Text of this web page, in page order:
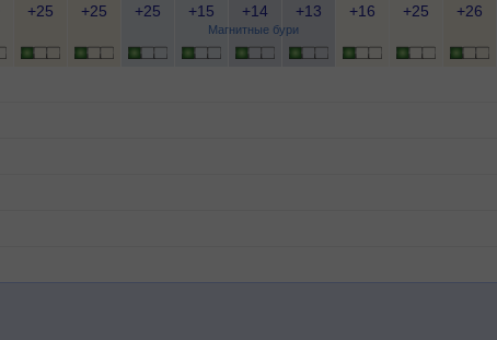
Магнитные бури
+25 +25 +25 +15 +14 +13 +16 +25 +26